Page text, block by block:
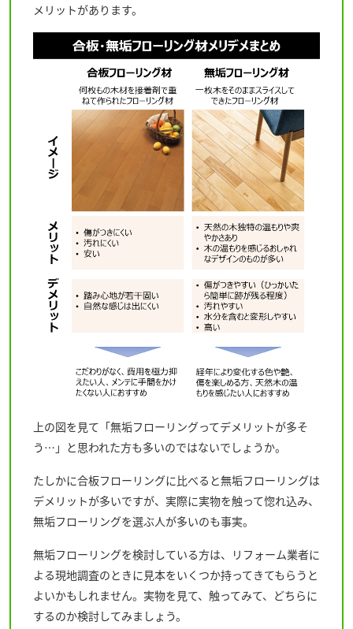
メリットがあります。
上の図を見て「無垢フローリングってデメリットが多そ
う…」と思われた方も多いのではないでしょうか。
たしかに合板フローリングに比べると無垢フローリングは
デメリットが多いですが、実際に実物を触って惚れ込み、
無垢フローリングを選ぶ人が多いのも事実。
無垢フローリングを検討している方は、リフォーム業者に
よる現地調査のときに見本をいくつか持ってきてもらうと
よいかもしれません。実物を見て、触ってみて、どちらに
するのか検討してみましょう。